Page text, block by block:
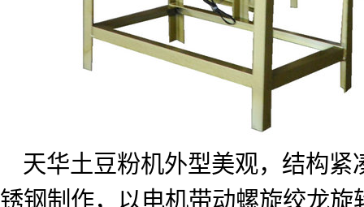
天华土豆粉机外型美观，结构
锈钢制作，以电机带动螺旋绞龙